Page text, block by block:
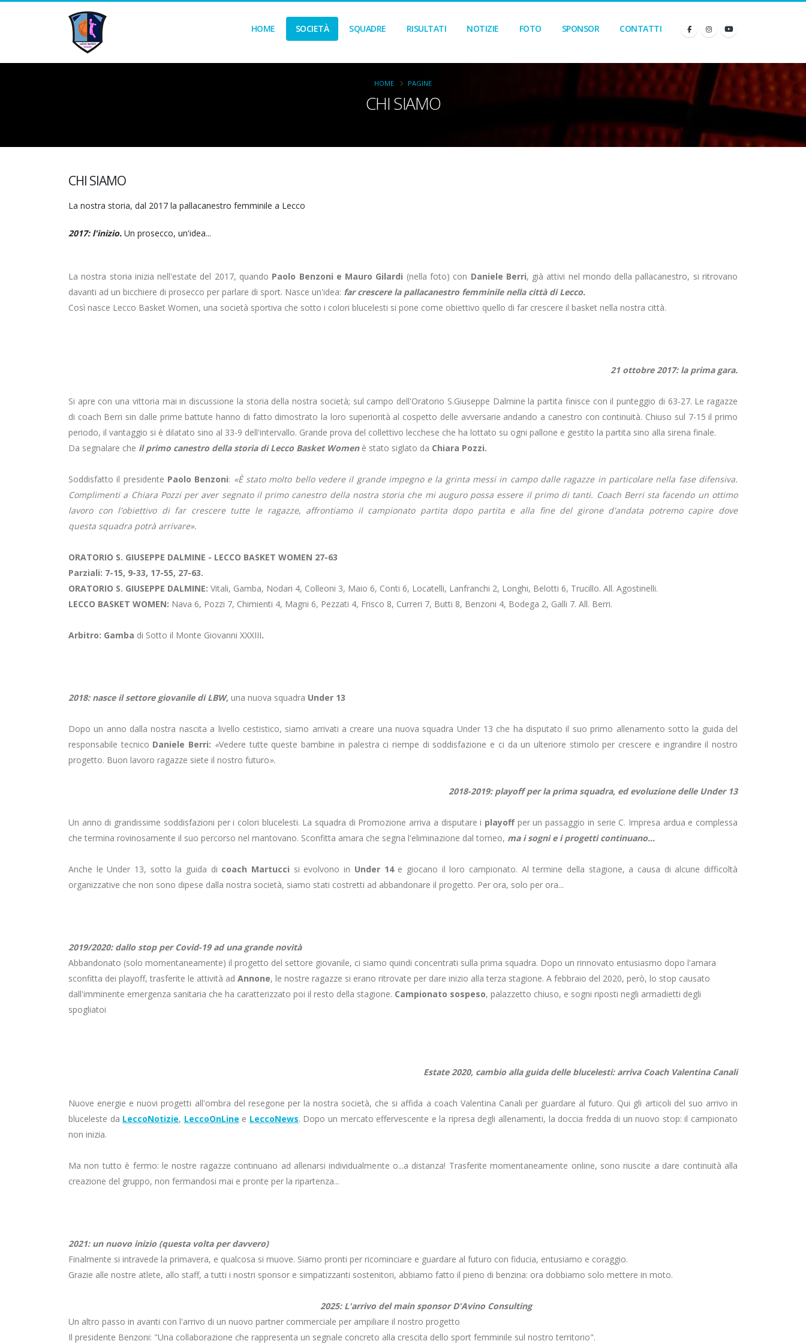
HOME SOCIETÀ SQUADRE RISULTATI NOTIZIE FOTO SPONSOR CONTATTI
CHI SIAMO
HOME PAGINE
CHI SIAMO
La nostra storia, dal 2017 la pallacanestro femminile a Lecco
2017: l'inizio. Un prosecco, un'idea...
La nostra storia inizia nell'estate del 2017, quando Paolo Benzoni e Mauro Gilardi (nella foto) con Daniele Berri, già attivi nel mondo della pallacanestro, si ritrovano
davanti ad un bicchiere di prosecco per parlare di sport. Nasce un'idea: far crescere la pallacanestro femminile nella città di Lecco.
Così nasce Lecco Basket Women, una società sportiva che sotto i colori blucelesti si pone come obiettivo quello di far crescere il basket nella nostra città.
21 ottobre 2017: la prima gara.
Si apre con una vittoria mai in discussione la storia della nostra società; sul campo dell'Oratorio S.Giuseppe Dalmine la partita finisce con il punteggio di 63-27. Le ragazze
di coach Berri sin dalle prime battute hanno di fatto dimostrato la loro superiorità al cospetto delle avversarie andando a canestro con continuità. Chiuso sul 7-15 il primo
periodo, il vantaggio si è dilatato sino al 33-9 dell'intervallo. Grande prova del collettivo lecchese che ha lottato su ogni pallone e gestito la partita sino alla sirena finale.
Da segnalare che il primo canestro della storia di Lecco Basket Womenè stato siglato da Chiara Pozzi.
Soddisfatto il presidente Paolo Benzoni: «È stato molto bello vedere il grande impegno e la grinta messi in campo dalle ragazze in particolare nella fase difensiva.
Complimenti a Chiara Pozzi per aver segnato il primo canestro della nostra storia che mi auguro possa essere il primo di tanti. Coach Berri sta facendo un ottimo
lavoro con l'obiettivo di far crescere tutte le ragazze, affrontiamo il campionato partita dopo partita e alla fine del girone d'andata potremo capire dove
questa squadra potrà arrivare».
ORATORIO S. GIUSEPPE DALMINE - LECCO BASKET WOMEN 27-63
Parziali: 7-15, 9-33, 17-55, 27-63.
ORATORIO S. GIUSEPPE DALMINE: Vitali, Gamba, Nodari 4, Colleoni 3, Maio 6, Conti 6, Locatelli, Lanfranchi 2, Longhi, Belotti 6, Trucillo. All. Agostinelli.
LECCO BASKET WOMEN: Nava 6, Pozzi 7, Chimienti 4, Magni 6, Pezzati 4, Frisco 8, Curreri 7, Butti 8, Benzoni 4, Bodega 2, Galli 7. All. Berri.
Arbitro: Gamba di Sotto il Monte Giovanni XXXIII.
2018: nasce il settore giovanile di LBW, una nuova squadra Under 13
Dopo un anno dalla nostra nascita a livello cestistico, siamo arrivati a creare una nuova squadra Under 13 che ha disputato il suo primo allenamento sotto la guida del
responsabile tecnico Daniele Berri: «Vedere tutte queste bambine in palestra ci riempe di soddisfazione e ci da un ulteriore stimolo per crescere e ingrandire il nostro
progetto. Buon lavoro ragazze siete il nostro futuro».
2018-2019: playoff per la prima squadra, ed evoluzione delle Under 13
Un anno di grandissime soddisfazioni per i colori blucelesti. La squadra di Promozione arriva a disputare i playoff per un passaggio in serie C. Impresa ardua e complessa
che termina rovinosamente il suo percorso nel mantovano. Sconfitta amara che segna l'eliminazione dal torneo, ma i sogni e i progetti continuano...
Anche le Under 13, sotto la guida di coach Martucci si evolvono in Under 14e giocano il loro campionato. Al termine della stagione, a causa di alcune difficoltà
organizzative che non sono dipese dalla nostra società, siamo stati costretti ad abbandonare il progetto. Per ora, solo per ora...
2019/2020: dallo stop per Covid-19 ad una grande novità
Abbandonato (solo momentaneamente) il progetto del settore giovanile, ci siamo quindi concentrati sulla prima squadra. Dopo un rinnovato entusiasmo dopo l'amara
sconfitta dei playoff, trasferite le attività ad Annone, le nostre ragazze si erano ritrovate per dare inizio alla terza stagione. A febbraio del 2020, però, lo stop causato
dall'imminente emergenza sanitaria che ha caratterizzato poi il resto della stagione. Campionato sospeso, palazzetto chiuso, e sogni riposti negli armadietti degli
spogliatoi
Estate 2020, cambio alla guida delle blucelesti: arriva Coach Valentina Canali
Nuove energie e nuovi progetti all'ombra del resegone per la nostra società, che si affida a coach Valentina Canali per guardare al futuro. Qui gli articoli del suo arrivo in
bluceleste da LeccoNotizie, LeccoOnLine e LeccoNews. Dopo un mercato effervescente e la ripresa degli allenamenti, la doccia fredda di un nuovo stop: il campionato
non inizia.
Ma non tutto è fermo: le nostre ragazze continuano ad allenarsi individualmente o...a distanza! Trasferite momentaneamente online, sono riuscite a dare continuità alla
creazione del gruppo, non fermandosi mai e pronte per la ripartenza...
2021: un nuovo inizio (questa volta per davvero)
Finalmente si intravede la primavera, e qualcosa si muove. Siamo pronti per ricominciare e guardare al futuro con fiducia, entusiamo e coraggio.
Grazie alle nostre atlete, allo staff, a tutti i nostri sponsor e simpatizzanti sostenitori, abbiamo fatto il pieno di benzina: ora dobbiamo solo mettere in moto.
2025: L'arrivo del main sponsor D'Avino Consulting
Un altro passo in avanti con l'arrivo di un nuovo partner commerciale per ampiliare il nostro progetto
Il presidente Benzoni: "Una collaborazione che rappresenta un segnale concreto alla crescita dello sport femminile sul nostro territorio".